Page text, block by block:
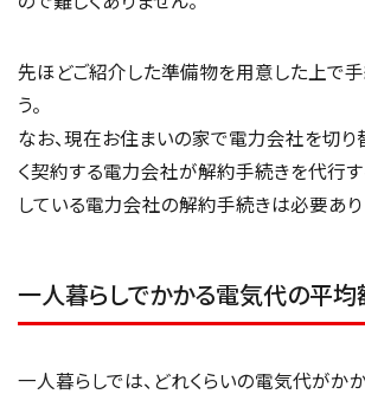
先ほどご紹介した準備物を用意した上で
う。
なお、現在お住まいの家で電力会社を切り
く契約する電力会社が解約手続きを代行
している電力会社の解約手続きは必要あり
一人暮らしでかかる電気代の平均
一人暮らしでは、どれくらいの電気代がか